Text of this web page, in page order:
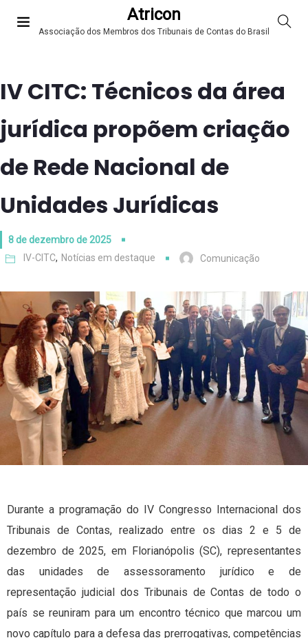
Atricon
Associação dos Membros dos Tribunais de Contas do Brasil
IV CITC: Técnicos da área
jurídica propõem criação
de Rede Nacional de
Unidades Jurídicas
8 de dezembro de 2025
IV-CITC, Notícias em destaque Comunicação
Durante a programação do IV Congresso Internacional dos
Tribunais de Contas, realizado entre os dias 2 e 5 de
dezembro de 2025, em Florianópolis (SC), representantes
das unidades de assessoramento jurídico e de
representação judicial dos Tribunais de Contas de todo o
país se reuniram para um encontro técnico que marcou um
novo capítulo para a defesa das prerrogativas, competências